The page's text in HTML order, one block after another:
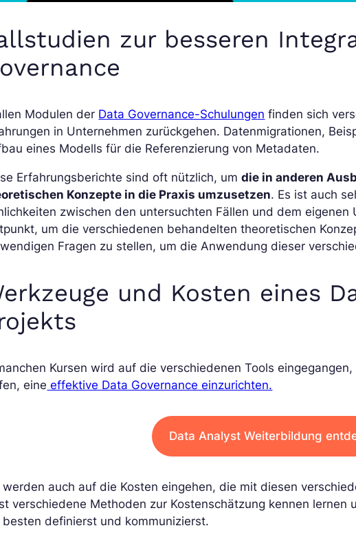
zur besseren
Modulen der Data Governance-Schulungen finden sich
in Unternehmen zurückgehen. Datenmigrationen,
eines Modells für die Referenzierung von Metadaten.
Erfahrungsberichte sind oft nützlich, umdie in anderen
Konzepte in die Praxis umzusetzen. Es ist auch
zwischen den untersuchten Fällen und dem
um die verschiedenen behandelten theoretischen
Fragen zu stellen, um die Anwendung dieser
und Kosten eines
Kursen wird auf die verschiedenen Tools
eine effektive Data Governance einzurichten.
Data Analyst Weiterbildung
werden auch auf die Kosten eingehen, die mit diesen
verschiedene Methoden zur Kostenschätzung kennen lernen
besten definierst und kommunizierst.